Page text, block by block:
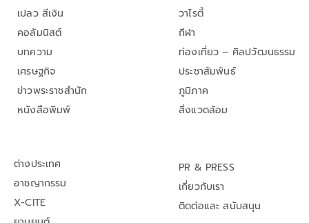
เปลว สีเงิน
คอลัมนิสต์
บทความ
เศรษฐกิจ
ข่าวพระราชสำนัก
หนังสือพิมพ์
วาไรตี้
กีฬา
ท่องเที่ยว – ศิลปวัฒนธรรม
ประชาสัมพันธ์
ภูมิภาค
สิ่งแวดล้อม
ต่างประเทศ
อาชญากรรม
X-CITE
PR & PRESS
เกี่ยวกับเรา
ติดต่อและ สนับสนุน